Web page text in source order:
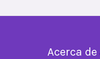
Acerca